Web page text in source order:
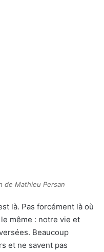
de Mathieu Persan
là. Pas forcément là où
même : notre vie et
Beaucoup
et ne savent pas